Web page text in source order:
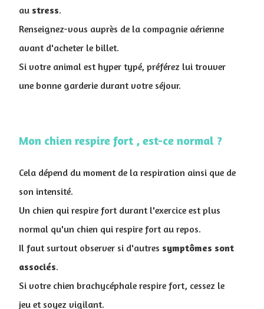
au stress.
Renseignez-vous auprès de la compagnie aérienne
avant d'acheter le billet.
Si votre animal est hyper typé, préférez lui trouver
une bonne garderie durant votre séjour.
Mon chien respire fort , est-ce normal ?
Cela dépend du moment de la respiration ainsi que de
son intensité.
Un chien qui respire fort durant l'exercice est plus
normal qu'un chien qui respire fort au repos.
Il faut surtout observer si d'autres symptômes sont
associés.
Si votre chien brachycéphale respire fort, cessez le
jeu et soyez vigilant.